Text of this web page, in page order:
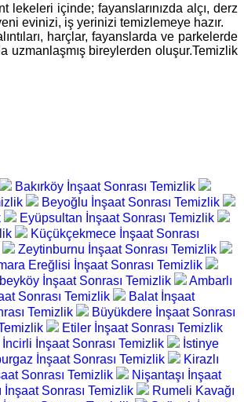
içinde; fayanslarınızda alçı, derz
evinizi, iş yerinizi temizlemeye hazır.
harçlar, fayanslarda ve parkelerde
uzmanlaşmış bireylerden oluşur.Temizlik
Bakırköy İnşaat Sonrası Temizlik
Beyoğlu İnşaat Sonrası Temizlik
Eyüpsultan İnşaat Sonrası Temizlik
Küçükçekmece İnşaat Sonrası
Zeytinburnu İnşaat Sonrası Temizlik
Ereğlisi İnşaat Sonrası Temizlik
İnşaat Sonrası Temizlik
Ambarlı
Sonrası Temizlik
Balat İnşaat
Temizlik
Büyükdere İnşaat Sonrası
Etiler İnşaat Sonrası Temizlik
İncirli İnşaat Sonrası Temizlik
İstinye
İnşaat Sonrası Temizlik
Kirazlı
Sonrası Temizlik
Nişantaşı İnşaat
İnşaat Sonrası Temizlik
Rumeli Kavağı